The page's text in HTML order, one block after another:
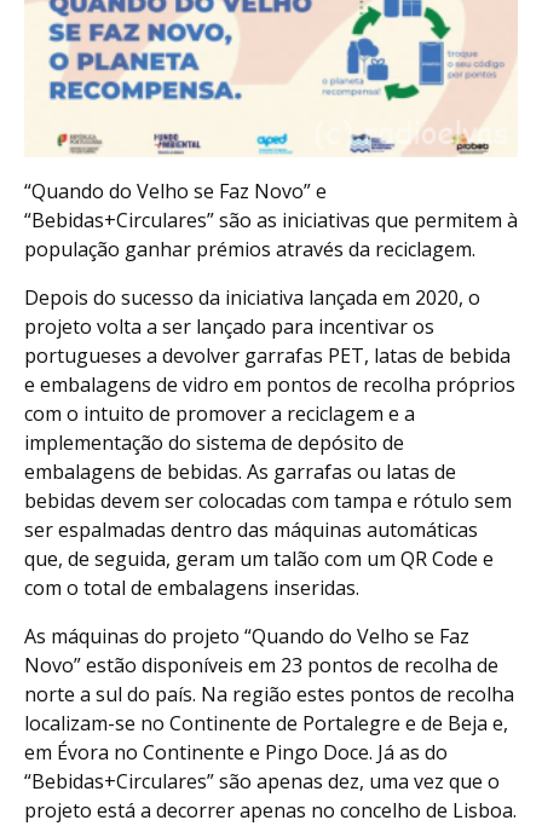
“Quando do Velho se Faz Novo” e
“Bebidas+Circulares” são as iniciativas que permitem à
população ganhar prémios através da reciclagem.
Depois do sucesso da iniciativa lançada em 2020, o
projeto volta a ser lançado para incentivar os
portugueses a devolver garrafas PET, latas de bebida
e embalagens de vidro em pontos de recolha próprios
com o intuito de promover a reciclagem e a
implementação do sistema de depósito de
embalagens de bebidas. As garrafas ou latas de
bebidas devem ser colocadas com tampa e rótulo sem
ser espalmadas dentro das máquinas automáticas
que, de seguida, geram um talão com um QR Code e
com o total de embalagens inseridas.
As máquinas do projeto “Quando do Velho se Faz
Novo” estão disponíveis em 23 pontos de recolha de
norte a sul do país. Na região estes pontos de recolha
localizam-se no Continente de Portalegre e de Beja e,
em Évora no Continente e Pingo Doce. Já as do
“Bebidas+Circulares” são apenas dez, uma vez que o
projeto está a decorrer apenas no concelho de Lisboa.